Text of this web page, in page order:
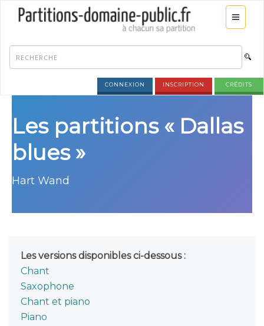
CONNEXION INSCRIPTION CRÉDITS
Les partitions « Dallas
blues »
Hart Wand
Les versions disponibles ci-dessous :
Chant
Saxophone
Chant et piano
Piano